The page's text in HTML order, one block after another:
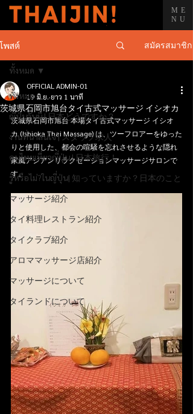
ME
NU
โพสต์ สมัครสมาชิก
ทั้งหมด
ญี่ปุ่นวันนี้ | 日本どうですか？
งานที่น่าสนใจ | スタッフ求人
คนไทยเที่ยวญี่ปุ่น | 日本旅行！
รู้หรือไม่?ในญี่ปุ่น| 知っていますか？日本のこと
マッサージ紹介
タイ料理レストラン紹介
タイクラブ紹介
アロママッサージ店紹介
マッサージについて
タイランドについて
ทั้งหมด
茨城県石岡市旭台タイ古式マッサージ イシオカ
OFFICIAL ADMIN-01
19 มิ.ย. ยาว 1 นาที
茨城県石岡市旭台 本場タイ古式マッサージ イシオ
カ (Ishioka Thai Massage) は、ツーフロアーをゆった
りと使用した、都会の喧騒を忘れさせるような隠れ
家風アジアンリラクゼーションマッサージサロンで
す。